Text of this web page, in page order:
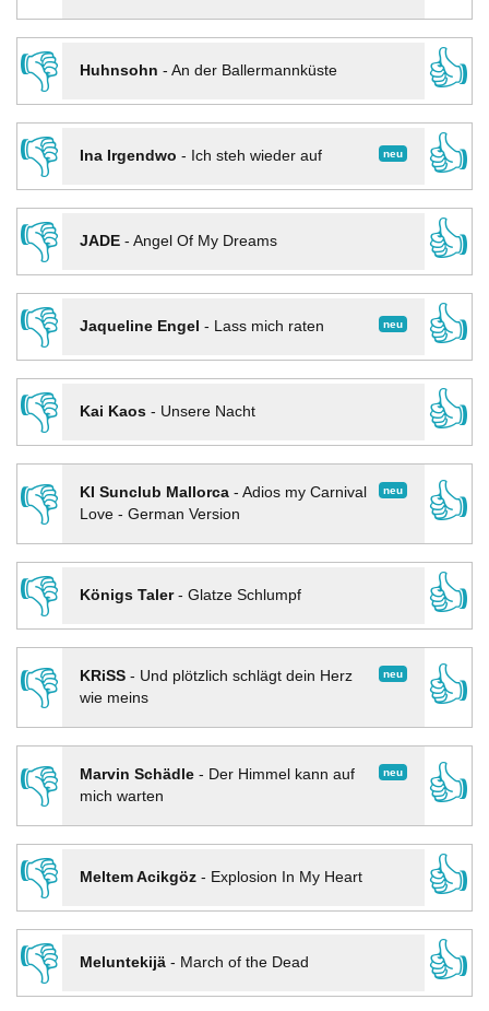
👎
Huhnsohn - An der Ballermannküste
👍
👎
neu
Ina Irgendwo - Ich steh wieder auf
👍
👎
JADE- Angel Of My Dreams
👍
👎
neu
Jaqueline Engel - Lass mich raten
👍
👎
Kai Kaos- Unsere Nacht
👍
👎
neu
KI Sunclub Mallorca- Adios my Carnival
Love - German Version
👍
👎
Königs Taler- Glatze Schlumpf
👍
👎
neu
KRiSS- Und plötzlich schlägt dein Herz
wie meins
👍
👎 neu
Marvin Schädle- Der Himmel kann auf
mich warten
👍
👎
Meltem Acikgöz- Explosion In My Heart
👍
👎
Meluntekijä- March of the Dead
👍